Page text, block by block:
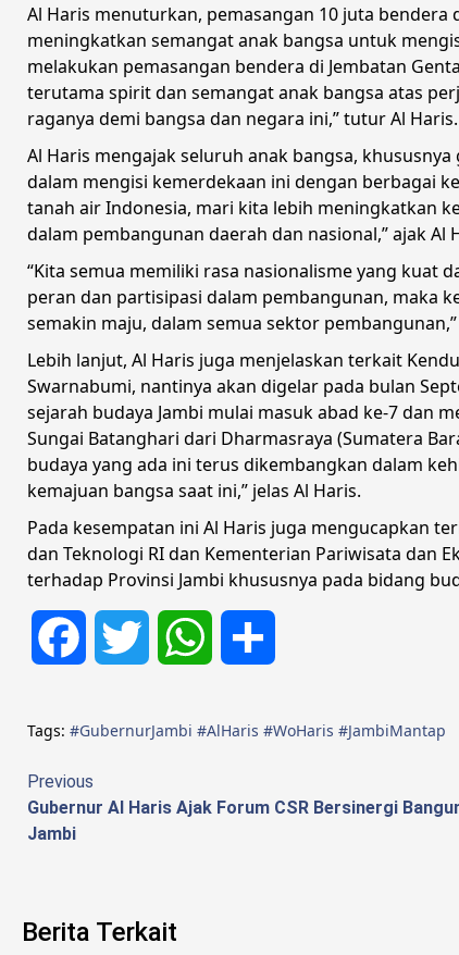
Al Haris menuturkan, pemasangan 10 juta
meningkatkan semangat anak bangsa untuk
melakukan pemasangan bendera di Jembatan
terutama spirit dan semangat anak bangsa atas
raganya demi bangsa dan negara ini,” tutur Al Haris.
Al Haris mengajak seluruh anak bangsa,
dalam mengisi kemerdekaan ini dengan berbagai
tanah air Indonesia, mari kita lebih meningkatkan
dalam pembangunan daerah dan nasional,” ajak Al
“Kita semua memiliki rasa nasionalisme yang kuat
peran dan partisipasi dalam pembangunan, maka
semakin maju, dalam semua sektor
Lebih lanjut, Al Haris juga menjelaskan terkait
Swarnabumi, nantinya akan digelar pada bulan
sejarah budaya Jambi mulai masuk abad ke-7 dan
Sungai Batanghari dari Dharmasraya (Sumatera
budaya yang ada ini terus dikembangkan dalam
kemajuan bangsa saat ini,” jelas Al Haris.
Pada kesempatan ini Al Haris juga mengucapkan
dan Teknologi RI dan Kementerian Pariwisata dan
terhadap Provinsi Jambi khususnya pada bidang
Facebook Twitter WhatsApp
Tags: #GubernurJambi #AlHaris #WoHaris #JambiMantap
Continue
Reading
Previous
Gubernur Al Haris Ajak Forum CSR Bersinergi
Jambi
Berita Terkait